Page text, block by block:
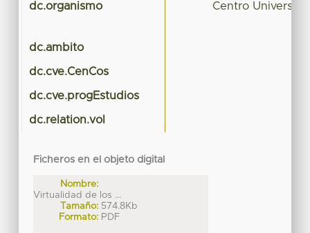
dc.organismo Centro
dc.ambito
dc.cve.CenCos
dc.cve.progEstudios
dc.relation.vol
Ficheros en el objeto digital
Nombre:
Virtualidad de los ...
Tamaño: 574.8Kb
Formato: PDF